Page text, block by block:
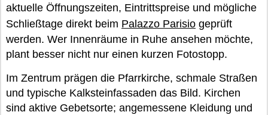
aktuelle Öffnungszeiten, Eintrittspreise und mögliche
Schließtage direkt beim Palazzo Parisio geprüft
werden. Wer Innenräume in Ruhe ansehen möchte,
plant besser nicht nur einen kurzen Fotostopp.
Im Zentrum prägen die Pfarrkirche, schmale Straßen
und typische Kalksteinfassaden das Bild. Kirchen
sind aktive Gebetsorte; angemessene Kleidung und